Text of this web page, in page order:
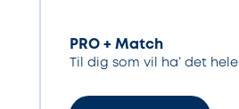
PRO + Match
Til dig som vil ha’ det hele